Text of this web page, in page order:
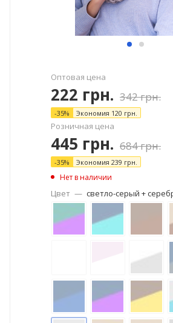
Оптовая цена
222 грн. 342грн.
-35% Экономия 120 грн.
Розничная цена
445 грн. 684грн.
-35% Экономия 239 грн.
Нет в наличии
Цвет — светло-серый +